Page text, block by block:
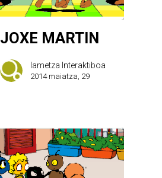
JOXE MARTIN
Iametza Interaktiboa
2014 maiatza, 29